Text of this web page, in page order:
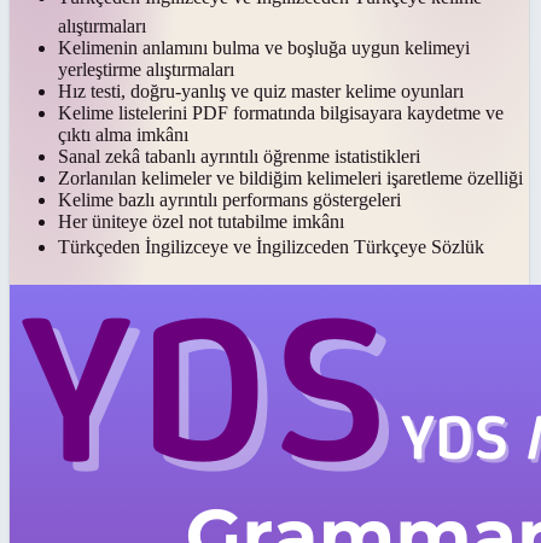
alıştırmaları
Kelimenin anlamını bulma ve boşluğa uygun kelimeyi
yerleştirme alıştırmaları
Hız testi, doğru-yanlış ve quiz master kelime oyunları
Kelime listelerini PDF formatında bilgisayara kaydetme ve
çıktı alma imkânı
Sanal zekâ tabanlı ayrıntılı öğrenme istatistikleri
Zorlanılan kelimeler ve bildiğim kelimeleri işaretleme özelliği
Kelime bazlı ayrıntılı performans göstergeleri
Her üniteye özel not tutabilme imkânı
Türkçeden İngilizceye ve İngilizceden Türkçeye Sözlük